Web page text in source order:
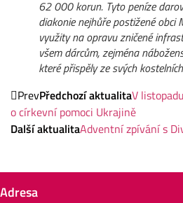
62 000 korun. Tyto peníze
diakonie nejhůře postižené obci
využity na opravu zničené
všem dárcům, zejména
které přispěly ze svých
PrevPředchozí aktualitaV
o církevní pomoci Ukrajině
Další aktualitaAdventní zpívání s
Adresa